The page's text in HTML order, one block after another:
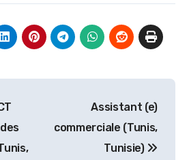
Assistant (e)
commerciale (Tunis,
Tunisie)